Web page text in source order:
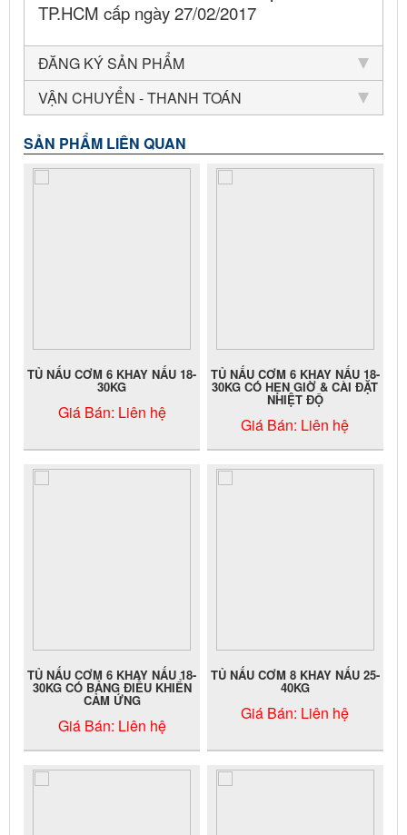
TP.HCM cấp ngày 27/02/2017
ĐĂNG KÝ SẢN PHẨM
VẬN CHUYỂN - THANH TOÁN
SẢN PHẨM LIÊN QUAN
TỦ NẤU CƠM 6 KHAY NẤU 18-
30KG
Giá Bán: Liên hệ
TỦ NẤU CƠM 6 KHAY NẤU 18-
30KG CÓ HẸN GIỜ & CÀI ĐẶT
NHIỆT ĐỘ
Giá Bán: Liên hệ
TỦ NẤU CƠM 6 KHAY NẤU 18-
30KG CÓ BẢNG ĐIỀU KHIỂN
CẢM ỨNG
Giá Bán: Liên hệ
TỦ NẤU CƠM 8 KHAY NẤU 25-
40KG
Giá Bán: Liên hệ